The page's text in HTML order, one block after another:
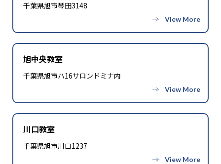
千葉県旭市琴田3148
旭中央教室
千葉県旭市ハ16サロンドミナ内
川口教室
千葉県旭市川口1237